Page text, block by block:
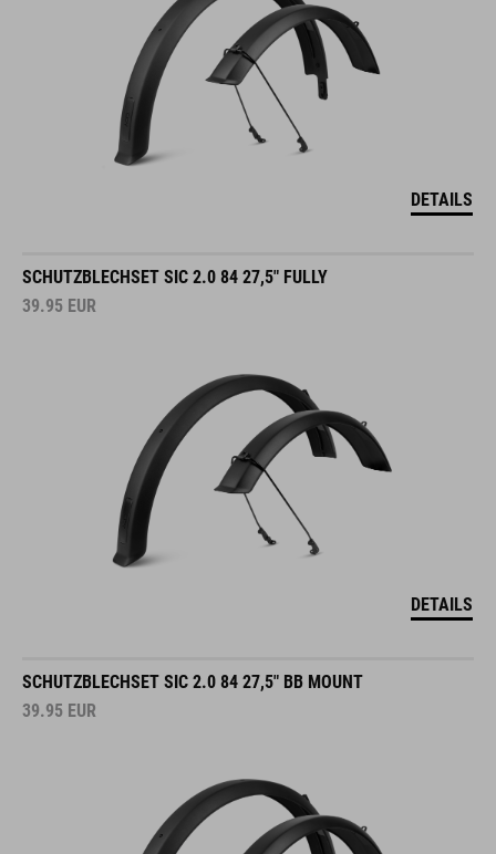
DETAILS
SCHUTZBLECHSET SIC 2.0 84 27,5" FULLY
39.95 EUR
DETAILS
SCHUTZBLECHSET SIC 2.0 84 27,5" BB MOUNT
39.95 EUR